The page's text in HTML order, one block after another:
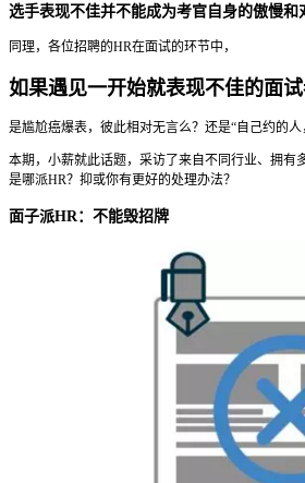
选手表现不佳并不能成为考官自身的傲慢和
同理，各位招聘的HR在面试的环节中，
如果遇见一开始就表现不佳的面试
是尴尬癌爆表，彼此相对无言么？还是“自己约的人
本期，小薪就此话题，采访了来自不同行业、拥有
是哪派HR？抑或你有更好的处理办法？
面子派HR：不能毁招牌